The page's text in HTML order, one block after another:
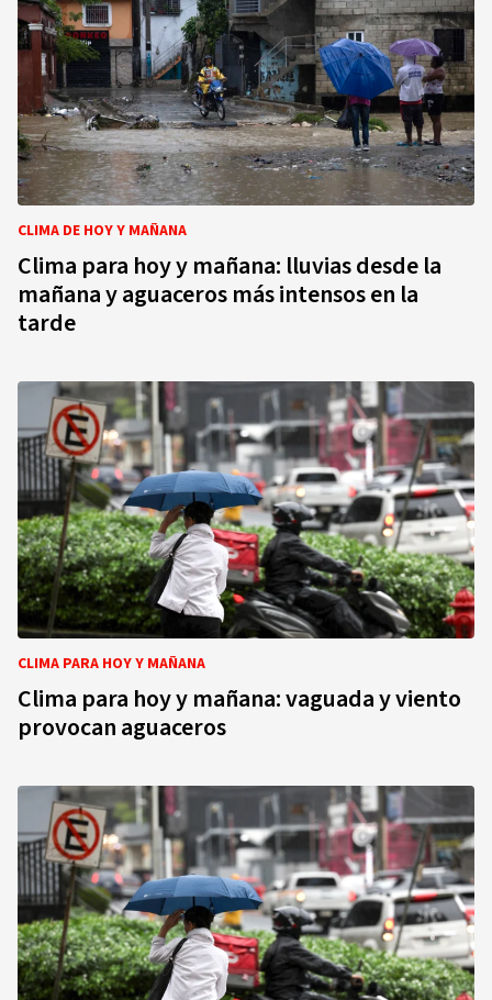
CLIMA DE HOY Y MAÑANA
Clima para hoy y mañana: lluvias desde la
mañana y aguaceros más intensos en la
tarde
CLIMA PARA HOY Y MAÑANA
Clima para hoy y mañana: vaguada y viento
provocan aguaceros